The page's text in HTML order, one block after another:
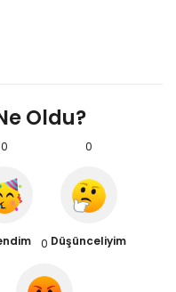
Oldu?
0 0
Düşünceliyim
0